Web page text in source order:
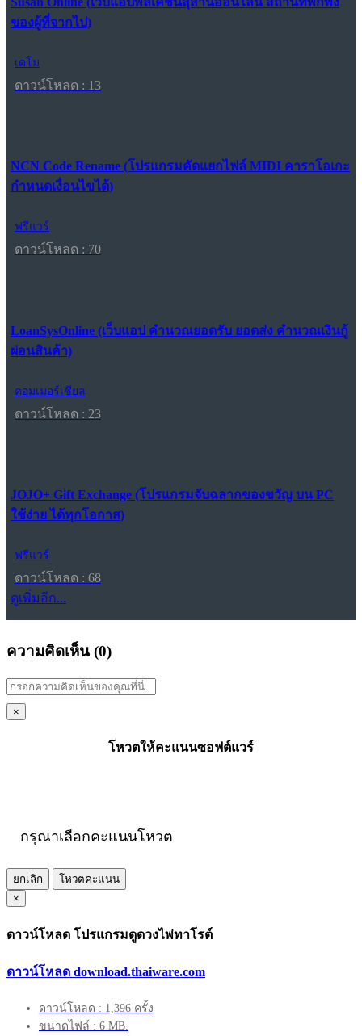
ของผู้ที่จากไป)
เดโม
ดาวน์โหลด : 13
NCN Code Rename (โปรแกรมคัดแยกไฟล์ MIDI คาราโอเกะ
กำหนดเงื่อนไขได้)
ฟรีแวร์
ดาวน์โหลด : 70
LoanSysOnline (เว็บแอป คำนวณยอดรับ ยอดส่ง คำนวณเงินกู้
ผ่อนสินค้า)
คอมเมอร์เชียล
ดาวน์โหลด : 23
JOJO+ Gift Exchange (โปรแกรมจับฉลากของขวัญ บน PC
ใช้ง่าย ได้ทุกโอกาส)
ฟรีแวร์
ดาวน์โหลด : 68
ดูเพิ่มอีก...
ความคิดเห็น (0)
×
โหวตให้คะแนนซอฟต์แวร์
กรุณาเลือกคะแนนโหวต
ยกเลิก
โหวตคะแนน
×
ดาวน์โหลด โปรแกรมดูดวงไพ่ทาโรต์
ดาวน์โหลด download.thaiware.com
ดาวน์โหลด : 1,396 ครั้ง
ขนาดไฟล์ : 6 MB.